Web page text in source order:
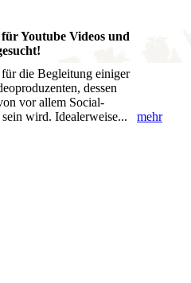
Youtube Videos und
die Begleitung einiger
dessen
vor allem Social-
wird. Idealerweise... mehr